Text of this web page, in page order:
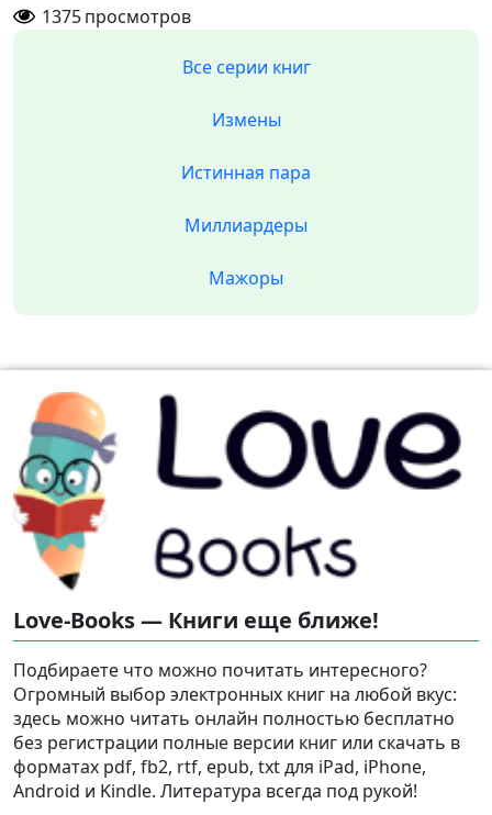
1375просмотров
Все серии книг
Измены
Истинная пара
Миллиардеры
Мажоры
Love-Books — Книги еще ближе!
Подбираете что можно почитать интересного?
Огромный выбор электронных книг на любой вкус:
здесь можно читать онлайн полностью бесплатно
без регистрации полные версии книг или скачать в
форматах pdf, fb2, rtf, epub, txt для iPad, iPhone,
Android и Kindle. Литература всегда под рукой!